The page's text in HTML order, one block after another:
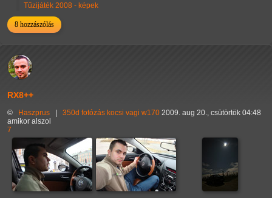
Tűzijáték 2008 - képek
8 hozzászólás
RX8++
© Haszprus | 350d fotózás kocsi vagi w170 2009. aug 20., csütörtök 04:48
amikor alszol
7